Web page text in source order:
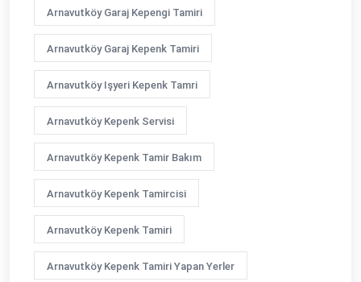
Arnavutköy Garaj Kepengi Tamiri
Arnavutköy Garaj Kepenk Tamiri
Arnavutköy Işyeri Kepenk Tamri
Arnavutköy Kepenk Servisi
Arnavutköy Kepenk Tamir Bakım
Arnavutköy Kepenk Tamircisi
Arnavutköy Kepenk Tamiri
Arnavutköy Kepenk Tamiri Yapan Yerler